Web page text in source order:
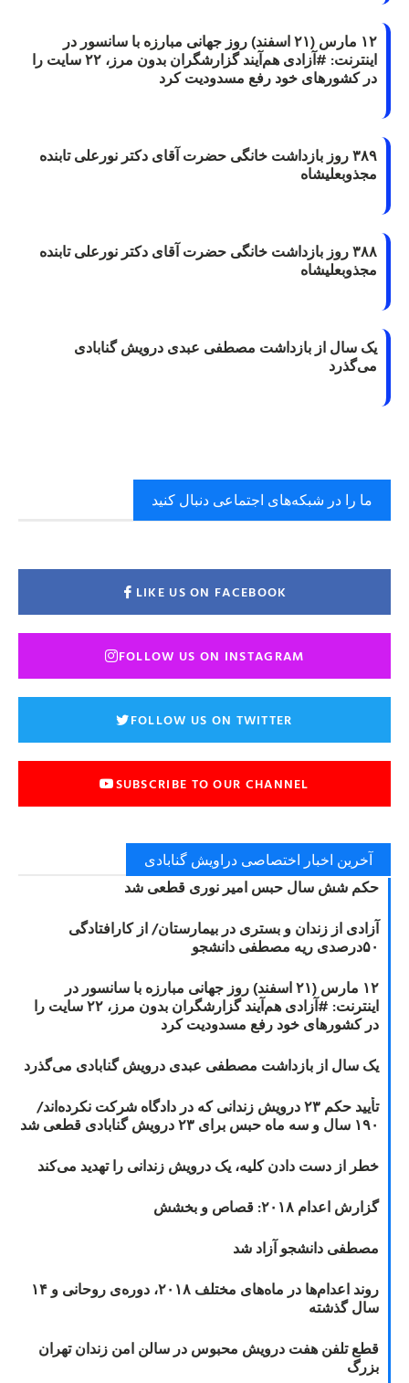
۱۲ مارس (۲۱ اسفند) روز جهانی مبارزه با سانسور در
اینترنت: #آزادی هم‌آیند گزارشگران‌ بدون مرز، ۲۲ سایت را
در کشورهای خود رفع مسدودیت کرد
۳۸۹ روز بازداشت خانگی حضرت آقای دکتر نورعلی تابنده
مجذوبعلیشاه
۳۸۸ روز بازداشت خانگی حضرت آقای دکتر نورعلی تابنده
مجذوبعلیشاه
یک سال از بازداشت مصطفی عبدی درویش گنابادی
می‌گذرد
ما را در شبکه‌های اجتماعی دنبال کنید
LIKE US ON FACEBOOK
FOLLOW US ON INSTAGRAM
FOLLOW US ON TWITTER
SUBSCRIBE TO OUR CHANNEL
آخرین اخبار اختصاصی دراویش گنابادی
حکم شش سال حبس امیر نوری قطعی شد
آزادی از زندان و بستری در بیمارستان/ از کارافتادگی
۵۰درصدی ریه مصطفی دانشجو
۱۲ مارس (۲۱ اسفند) روز جهانی مبارزه با سانسور در
اینترنت: #آزادی هم‌آیند گزارشگران‌ بدون مرز، ۲۲ سایت را
در کشورهای خود رفع مسدودیت کرد
یک سال از بازداشت مصطفی عبدی درویش گنابادی می‌گذرد
تأیید حکم ۲۳ درویش زندانی که در دادگاه شرکت نکرده‌اند/
۱۹۰ سال و سه ماه حبس برای ۲۳ درویش گنابادی قطعی شد
خطر از دست دادن کلیه، یک درویش زندانی را تهدید می‌کند
گزارش اعدام ۲۰۱۸: قصاص و بخشش
مصطفی دانشجو آزاد شد
روند اعدام‌ها در ماه‌های مختلف ۲۰۱۸، دوره‌ی روحانی و ۱۴
سال گذشته
قطع تلفن هفت درویش محبوس در سالن امن زندان تهران
بزرگ